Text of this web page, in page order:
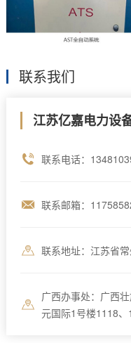
联系我们
江苏亿嘉电力设
联系电话：
联系邮箱：
联系地址：江苏省
广西办事处：广西
元国际1号楼1118、